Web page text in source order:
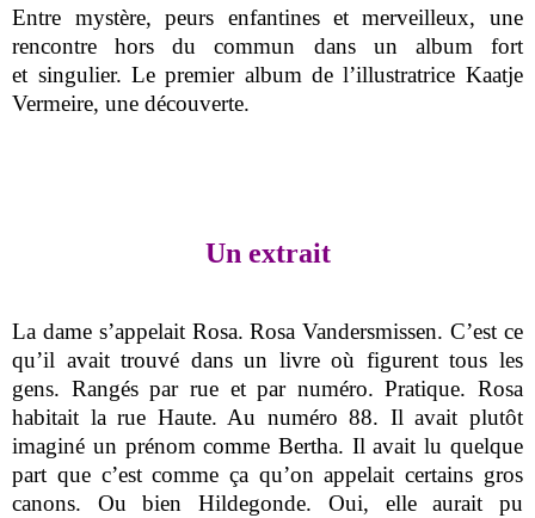
Entre mystère, peurs enfantines et merveilleux, une
rencontre hors du commun dans un album fort
et singulier. Le premier album de l’illustratrice Kaatje
Vermeire, une découverte.
Un extrait
La dame s’appelait Rosa. Rosa Vandersmissen. C’est ce
qu’il avait trouvé dans un livre où figurent tous les
gens. Rangés par rue et par numéro. Pratique. Rosa
habitait la rue Haute. Au numéro 88. Il avait plutôt
imaginé un prénom comme Bertha. Il avait lu quelque
part que c’est comme ça qu’on appelait certains gros
canons. Ou bien Hildegonde. Oui, elle aurait pu